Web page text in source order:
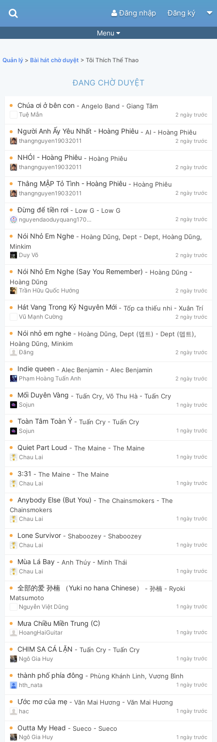
Đăng nhập Đăng ký
Menu
Tìm theo hợp âm Tải ứng dụng
Yêu cầu hợp âm
Khóa học
Tắt quảng cáo
Quản lý > Bài hát chờ duyệt > Tôi Thích Thể Thao
ĐANG CHỜ DUYỆT
Chúa ơi ở bên con - Angelo Band - Giang Tâm
Tuệ Mẫn 2 ngày trước
Người Anh Ấy Yêu Nhất - Hoàng Phiêu - AI - Hoàng Phiêu
thangnguyen19032011 2 ngày trước
NHÓI - Hoàng Phiêu - Hoàng Phiêu
thangnguyen19032011 2 ngày trước
Thằng MẬP Tỏ Tình - Hoàng Phiêu - Hoàng Phiêu
thangnguyen19032011 2 ngày trước
Đừng để tiền rơi - Low G - Low G
nguyendaoduyquang17021 2 ngày trước
Nói Nhỏ Em Nghe - Hoàng Dũng, Dept - Dept, Hoàng Dũng,
Minkim
Duy Võ 2 ngày trước
Nói Nhỏ Em Nghe (Say You Remember) - Hoàng Dũng -
Hoàng Dũng
Trần Hữu Quốc Hướng 2 ngày trước
Hát Vang Trong Kỷ Nguyên Mới - Tốp ca thiếu nhi - Xuân Trí
Vũ Mạnh Cường 2 ngày trước
Nói nhỏ em nghe - Hoàng Dũng, Dept (뎁트) - Dept (뎁트),
Hoàng Dũng, Minkim
Đăng 2 ngày trước
Indie queen - Alec Benjamin - Alec Benjamin
Phạm Hoàng Tuấn Anh 2 ngày trước
Mối Duyên Vàng - Tuấn Cry, Võ Thu Hà - Tuấn Cry
Sojun 1 ngày trước
Toàn Tâm Toàn Ý - Tuấn Cry - Tuấn Cry
Sojun 1 ngày trước
Quiet Part Loud - The Maine - The Maine
Chau Lai 1 ngày trước
3:31 - The Maine - The Maine
Chau Lai 1 ngày trước
Anybody Else (But You) - The Chainsmokers - The
Chainsmokers
Chau Lai 1 ngày trước
Lone Survivor - Shaboozey - Shaboozey
Chau Lai 1 ngày trước
Mùa Lá Bay - Anh Thúy - Minh Thái
Chau Lai 1 ngày trước
全部的爱 孙楠 （Yuki no hana Chinese） - 孙楠 - Ryoki
Matsumoto
Nguyễn Việt Dũng 1 ngày trước
Mưa Chiều Miền Trung (C)
HoangHaiGuitar 1 ngày trước
CHIM SA CÁ LẶN - Tuấn Cry - Tuấn Cry
Ngô Gia Huy 1 ngày trước
thành phố phía đông - Phùng Khánh Linh, Vương Bình
hth_nata 1 ngày trước
Ước mơ của mẹ - Văn Mai Hương - Văn Mai Hương
hac 1 ngày trước
Outta My Head - Sueco - Sueco
Ngô Gia Huy 1 ngày trước